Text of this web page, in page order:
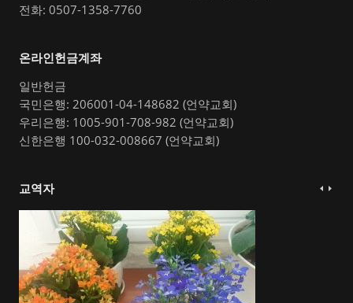
전화: 0507-1358-7760
온라인헌금계좌
일반헌금
국민은행: 206001-04-148682 (언약교회)
우리은행: 1005-901-708-982 (언약교회)
신한은행 100-032-008667 (언약교회)
교역자